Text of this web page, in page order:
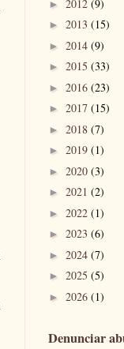
► 2012 (9)
► 2013 (15)
► 2014 (9)
► 2015 (33)
► 2016 (23)
► 2017 (15)
► 2018 (7)
► 2019 (1)
► 2020 (3)
► 2021 (2)
► 2022 (1)
► 2023 (6)
► 2024 (7)
► 2025 (5)
► 2026 (1)
Denunciar